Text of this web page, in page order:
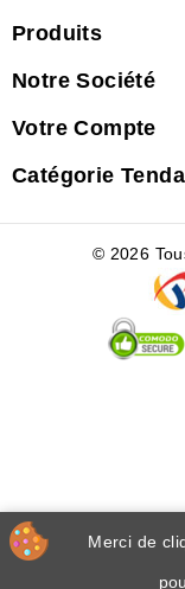
Produits
Notre Société
Votre Compte
Catégorie
Merci de
© 2026